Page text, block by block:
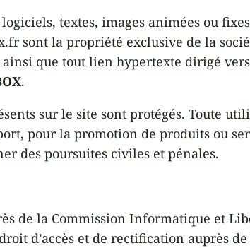
textes, images animées ou
sont la propriété exclusive de la
que tout lien hypertexte dirigé
.
sur le site sont protégés. Toute
pour la promotion de produits ou
des poursuites civiles et pénales.
de la Commission Informatique et
d’accès et de rectification auprès de